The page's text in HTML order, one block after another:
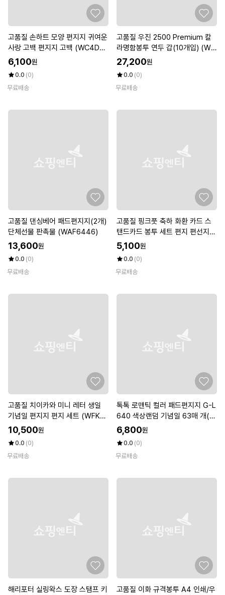
고품질 손하트 모양 편지지 귀여운
사랑 고백 편지지 고백 (WC4D3
D6)
6,100원
0.0 (0)
무료배송
고품질 우진 2500 Premium 칼
라명함봉투 연두 갑(10개입) (WF
KF84W)
27,200원
0.0 (0)
무료배송
고품질 댄싱베어 패드편지지(2개)
단체선물 판촉물 (WAF6446)
13,600원
0.0 (0)
무료배송
고품질 핑크풋 축하 화환 카드 스
탠드카드 봉투 세트 편지 편선지
(WE8B9FB)
5,100원
0.0 (0)
무료배송
고품질 치이카와 미니 레터 생일
기념일 편지지 편지 세트 (WFKE0
79)
10,500원
0.0 (0)
무료배송
톡톡 로맨틱 컬러 패드편지지 G-L
640 색상랜덤 기념일 63매 개(1
개입)
6,800원
0.0 (0)
무료배송
해리포터 실링왁스 도장 스탬프 키
고품질 이화 규격봉투 A4 인쇄/우